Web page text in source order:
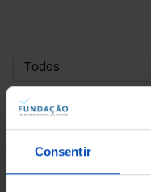
Consentir
DATA DE INÍCIO
DATA DE FIM